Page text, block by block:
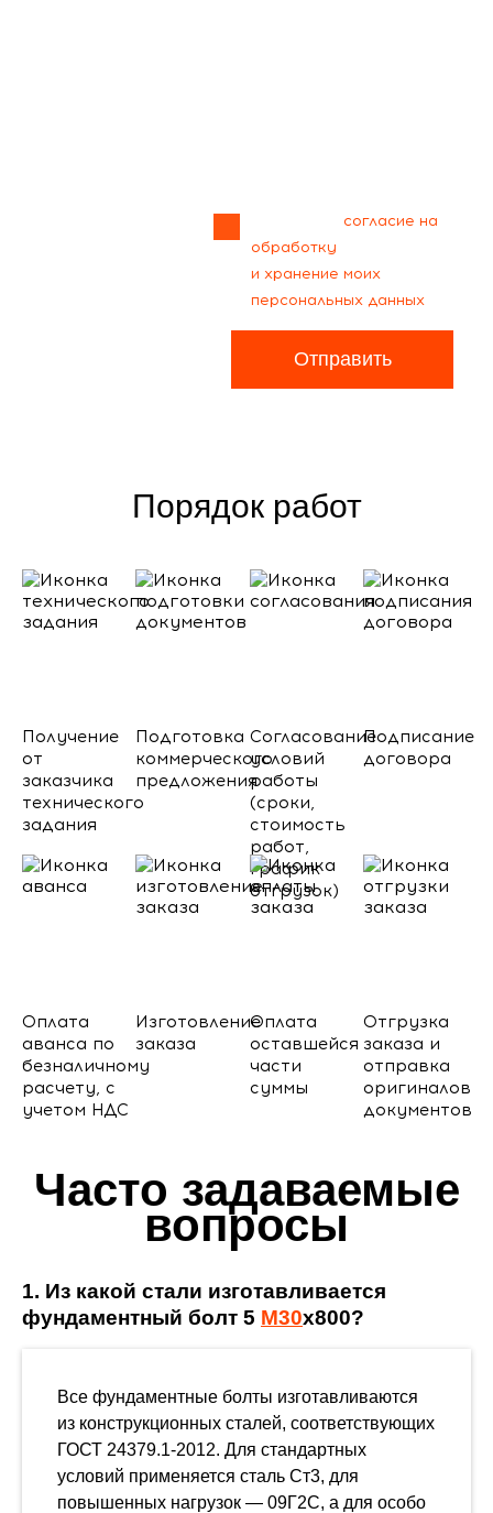
согласие на
обработку
и хранение моих
персональных данных
Отправить
Порядок работ
Получение
от
заказчика
технического
задания
Подготовка
коммерческого
предложения
Согласование
условий
работы
(сроки,
стоимость
работ,
график
отгрузок)
Подписание
договора
Оплата
аванса по
безналичному
расчету, с
учетом НДС
Изготовление
заказа
Оплата
оставшейся
части
суммы
Отгрузка
заказа и
отправка
оригиналов
документов
Часто задаваемые
вопросы
1. Из какой стали изготавливается
фундаментный болт 5 М30х800?
Все фундаментные болты изготавливаются
из конструкционных сталей, соответствующих
ГОСТ 24379.1-2012. Для стандартных
условий применяется сталь Ст3, для
повышенных нагрузок — 09Г2С, а для особо